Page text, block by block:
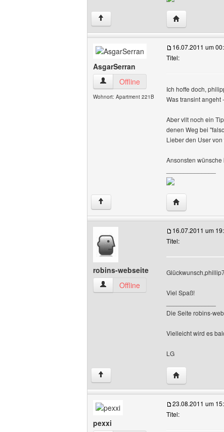
↑ Website dieses
AsgarSerran
AsgarSerran Benutzer-Profile anzeigen
Offline
Wohnort: Apartment 221B
16.07.2011 um
Titel:
Ich hoffe doch,
Was transint angeht
Aber vllt noch ein
denen Weg bei
Lieber den User
Ansonsten
↑ Website dieses
robins-webseite
robins-webseite Benutzer-Profile
Offline
16.07.2011 um
Titel:
Viel Spaß!
Die Seite robins-
Vielleicht wird es
LG
↑ Website dieses
pexxi
23.08.2011 um
Titel: